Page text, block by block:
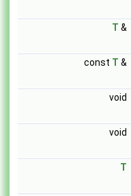
T &
const T &
void
void
T